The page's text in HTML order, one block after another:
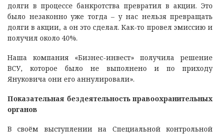
долги в процессе банкротства превратил в акции. Это
было незаконно уже тогда – у нас нельзя превращать
долги в акции, а он это сделал. Как-то провел эмиссию и
получил около 40%.
Наша компания «Бизнес-инвест» получила решение
ВСУ, которое было не выполнено и по приходу
Януковича они его аннулировали».
Показательная бездеятельность правоохранительных
органов
В своём выступлении на Специальной контрольной